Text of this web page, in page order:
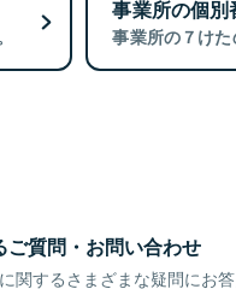
事業所の個
事業所の７けた
ご質問・お問い合わせ
関するさまざまな疑問にお答